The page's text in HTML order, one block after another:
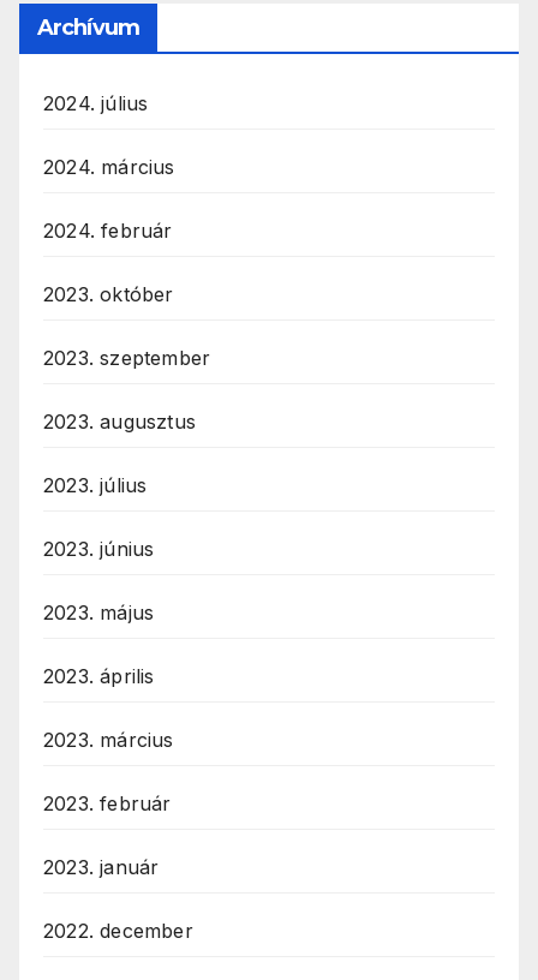
Archívum
2024. július
2024. március
2024. február
2023. október
2023. szeptember
2023. augusztus
2023. július
2023. június
2023. május
2023. április
2023. március
2023. február
2023. január
2022. december